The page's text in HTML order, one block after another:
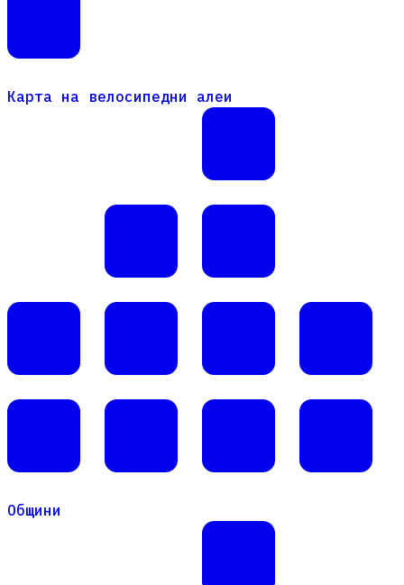
Карта на велосипедни алеи
Карта на велосипедни алеи
Общини